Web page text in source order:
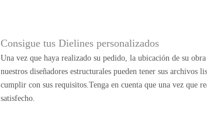
Consigue tus Dielines personalizados
Una vez que haya realizado su pedido, la ubicación de su
nuestros diseñadores estructurales pueden tener sus
cumplir con sus requisitos.Tenga en cuenta que una vez que
satisfecho.